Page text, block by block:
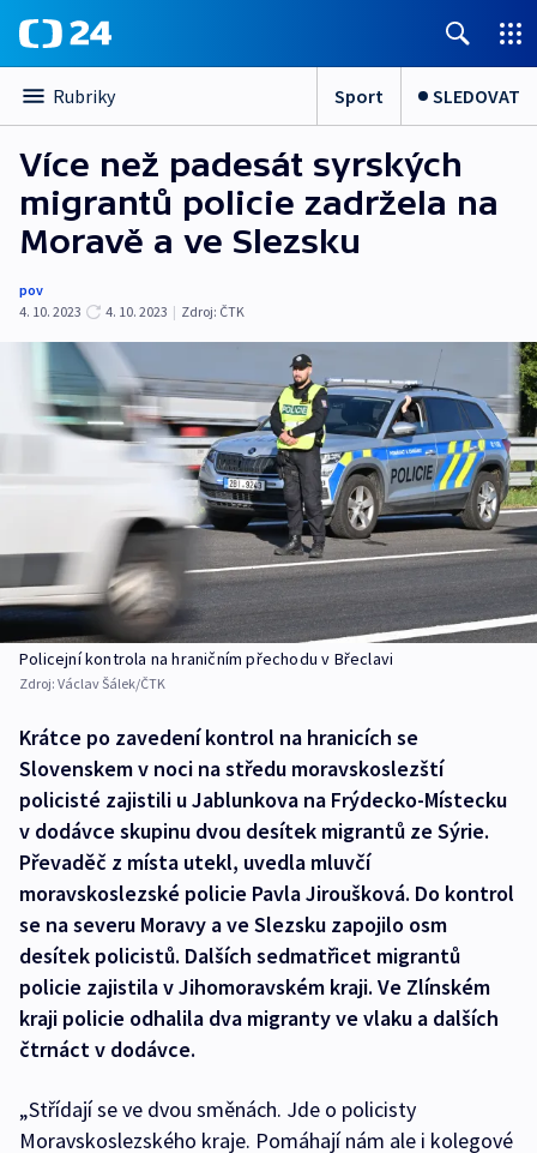
Rubriky Sport SLEDOVAT
Více než padesát syrských
migrantů policie zadržela na
Moravě a ve Slezsku
pov
4. 10. 2023
4. 10. 2023 | Zdroj: ČTK
Policejní kontrola na hraničním přechodu v Břeclavi
Zdroj: Václav Šálek/ČTK
Krátce po zavedení kontrol na hranicích se
Slovenskem v noci na středu moravskoslezští
policisté zajistili u Jablunkova na Frýdecko-Místecku
v dodávce skupinu dvou desítek migrantů ze Sýrie.
Převaděč z místa utekl, uvedla mluvčí
moravskoslezské policie Pavla Jiroušková. Do kontrol
se na severu Moravy a ve Slezsku zapojilo osm
desítek policistů. Dalších sedmatřicet migrantů
policie zajistila v Jihomoravském kraji. Ve Zlínském
kraji policie odhalila dva migranty ve vlaku a dalších
čtrnáct v dodávce.
„Střídají se ve dvou směnách. Jde o policisty
Moravskoslezského kraje. Pomáhají nám ale i kolegové